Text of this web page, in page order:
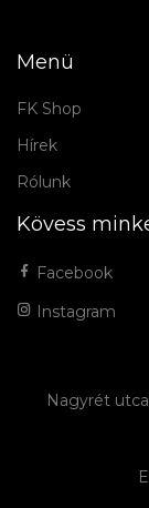
Menü
FK Shop
Hírek
Rólunk
Kövess
Facebook
Instagram
Nagyrét